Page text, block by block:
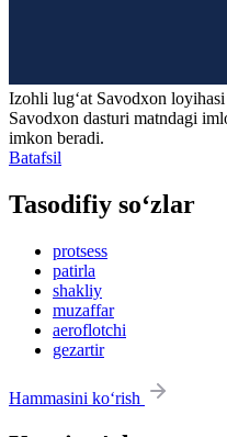
Izohli lugʻat Savodxon
Savodxon dasturi matndagi
imkon beradi.
Batafsil
Tasodifiy so‘zlar
protsess
patirla
shakliy
muzaffar
aeroflotchi
gezartir
Hammasini ko‘rish